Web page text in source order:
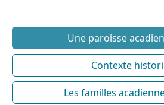
Une paroisse
Contexte
Les familles